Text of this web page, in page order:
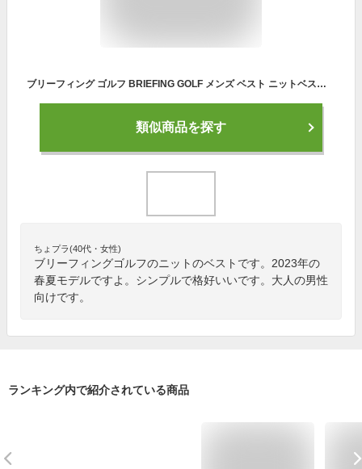
ブリーフィング ゴルフ BRIEFING GOLF メンズ ベスト ニットベスト Vネックベスト ロゴジャガード バックロゴデザイン 【送料無料】 2023 春夏 新作 ゴルフウェア
類似商品を探す
ちょプラ(40代・女性)
ブリーフィングゴルフのニットのベストです。2023年の
春夏モデルですよ。シンプルで格好いいです。大人の男性
向けです。
ランキング内で紹介されている商品